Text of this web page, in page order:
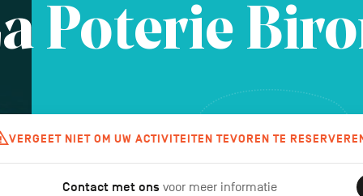
Poterie
VERGEET NIET OM UW ACTIVITEITEN TEVOREN TE
Contact met ons voor meer informatie